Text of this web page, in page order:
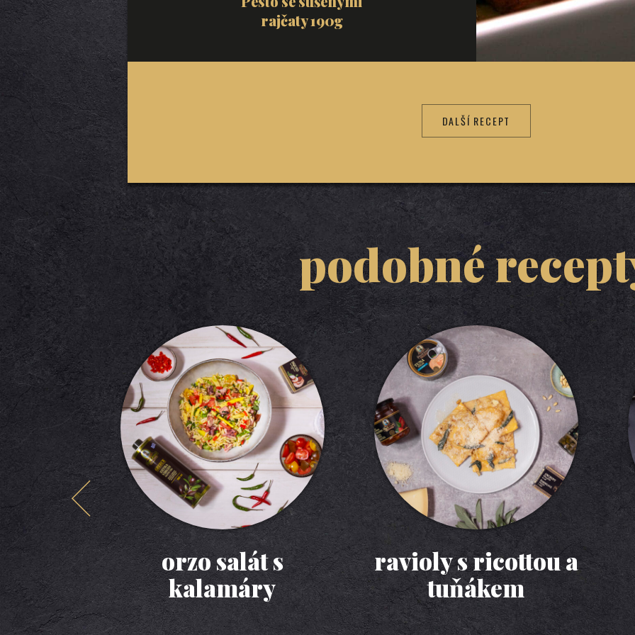
rajčaty 190g
DALŠÍ RECEPT
podobné
orzo salát s
kalamáry
ravioly s ricottou a
tuňákem